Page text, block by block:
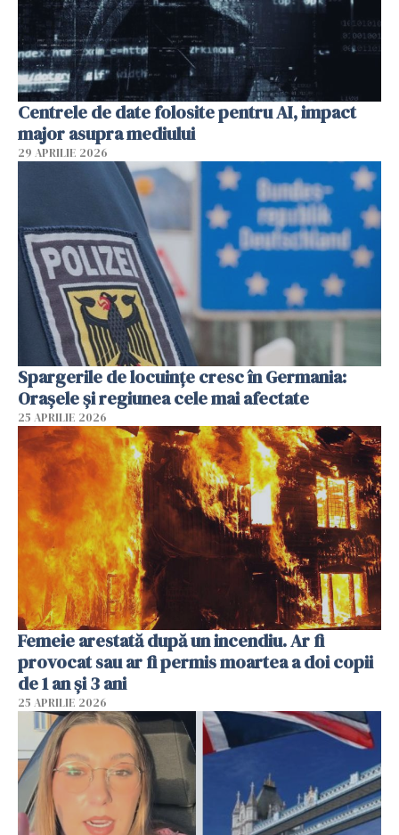
Centrele de date folosite pentru AI, impact
major asupra mediului
29 APRILIE 2026
Spargerile de locuințe cresc în Germania:
Orașele și regiunea cele mai afectate
25 APRILIE 2026
Femeie arestată după un incendiu. Ar fi
provocat sau ar fi permis moartea a doi copii
de 1 an și 3 ani
25 APRILIE 2026